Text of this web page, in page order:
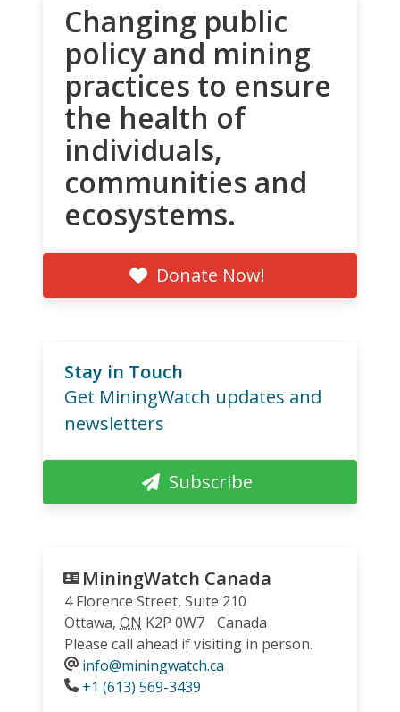
Changing public
policy and mining
practices to ensure
the health of
individuals,
communities and
ecosystems.
Donate Now!
Stay in Touch
Get MiningWatch updates and
newsletters
Subscribe
MiningWatch Canada
4 Florence Street, Suite 210
Ottawa, ON K2P 0W7
Canada
Please call ahead if visiting in person.
info@miningwatch.ca
Phone
+1 (613) 569-3439